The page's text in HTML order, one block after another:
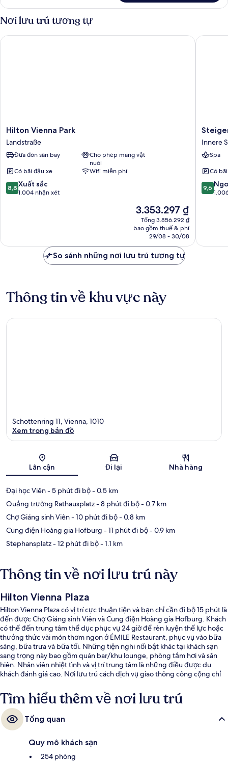
Phòng
Nơi lưu trú tương tự
Hilton
Vienna
Park
Landstraße
Hilton Vienna Park
Landstraße
Đưa đón sân bay
Cho phép mang vật
nuôi
Có bãi đậu xe
Wifi miễn phí
8.8
trên
xét
8,8 Xuất sắc
1.004 nhận xét
Giá
hiện
tại
3.353.297 ₫
3.353.297 ₫
Tổng 3.856.292 ₫
bao gồm thuế & phí
29/08 - 30/08
Hilton Vienna Park
Hotel
Innere
Innere
Spa
Có
9.6
trên
xét
9,6
So sánh những nơi lưu trú tương tự
Thông tin về khu vực này
Bản đồ
Schottenring 11, Vienna, 1010
Xem trong bản đồ
Lân cận Đi lại Nhà hàng
Đại học Viên- 5 phút đi bộ- 0.5 km
Quảng trường Rathausplatz- 8 phút đi bộ- 0.7 km
Chợ Giáng sinh Viên- 10 phút đi bộ- 0.8 km
Cung điện Hoàng gia Hofburg - 11 phút đi bộ- 0.9 km
Stephansplatz- 12 phút đi bộ- 1.1 km
Thông tin về nơi lưu trú này
Hilton Vienna Plaza
Hilton Vienna Plaza có vị trí cực thuận tiện và bạn chỉ cần đi bộ 15 phút là
đến được Chợ Giáng sinh Viên và Cung điện Hoàng gia Hofburg. Khách
có thể đến trung tâm thể dục phục vụ 24 giờ để rèn luyện thể lực hoặc
thưởng thức vài món thơm ngon ở ÉMILE Restaurant, phục vụ vào bữa
sáng, bữa trưa và bữa tối. Những tiện nghi nổi bật khác tại khách sạn
sang trọng này bao gồm quán bar/khu lounge, phòng tắm hơi và sân
hiên. Nhân viên nhiệt tình và vị trí trung tâm là những điều được du
khách đánh giá cao. Nơi lưu trú cách dịch vụ giao thông công cộng chỉ
Trạm xe điện Schlickgasse 6 phút.
Tìm hiểu thêm về nơi lưu trú
Tổng quan
Quy mô khách sạn
254 phòng